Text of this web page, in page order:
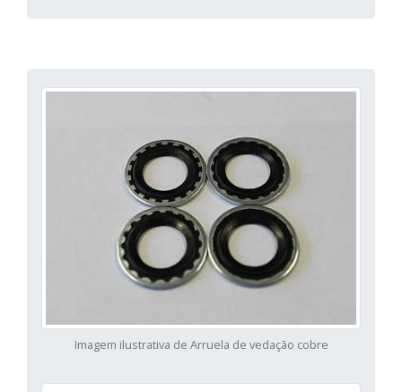
Imagem ilustrativa de Arruela de vedação cobre